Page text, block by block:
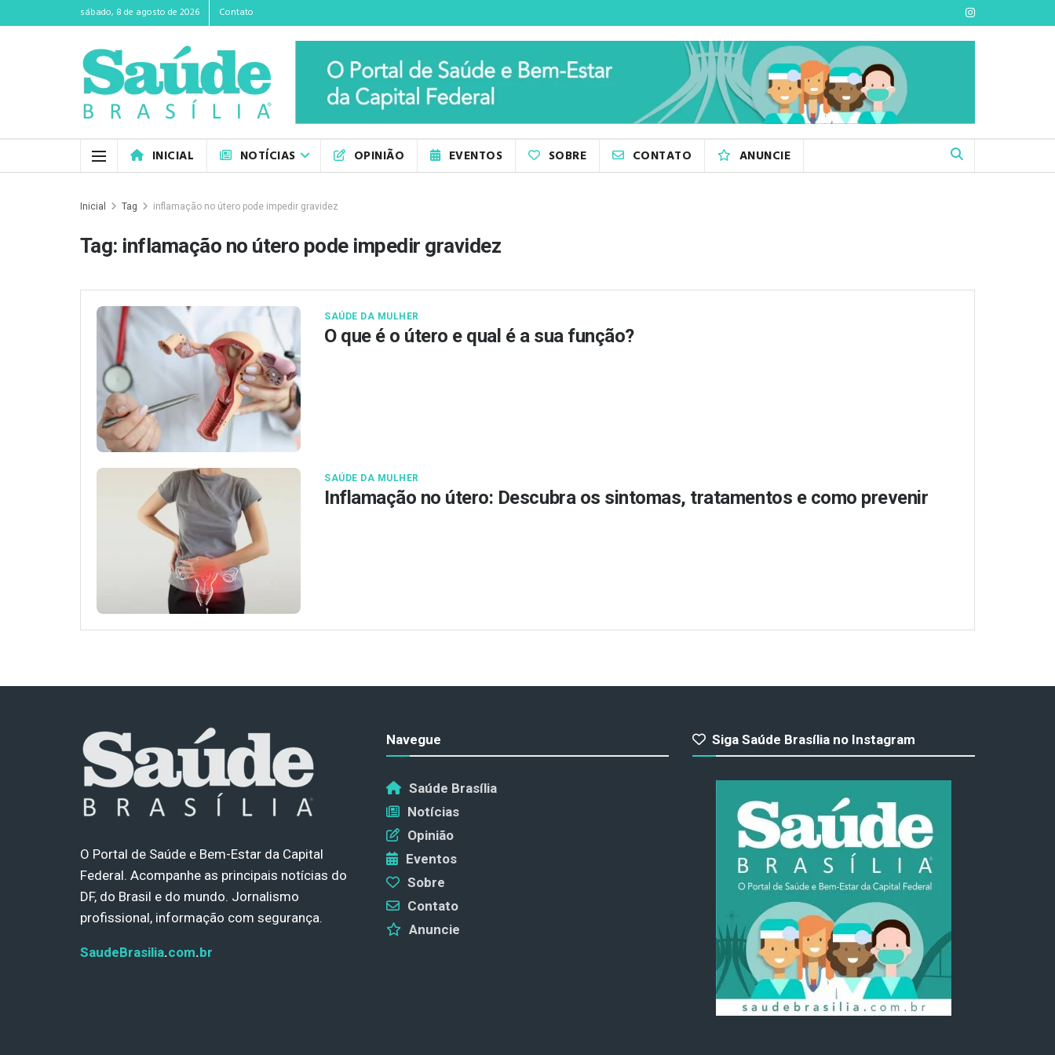
sábado, 8 de agosto de 2026 Contato
INICIAL NOTÍCIAS OPINIÃO EVENTOS SOBRE CONTATO ANUNCIE
Inicial Tag inflamação no útero pode impedir gravidez
Tag: inflamação no útero pode impedir gravidez
SAÚDE DA MULHER
O que é o útero e qual é a sua função?
SAÚDE DA MULHER
Inflamação no útero: Descubra os sintomas, tratamentos e como prevenir
O Portal de Saúde e Bem-Estar da Capital
Federal. Acompanhe as principais notícias do
DF, do Brasil e do mundo. Jornalismo
profissional, informação com segurança.
SaudeBrasilia.com.br
Navegue
Saúde Brasília
Notícias
Opinião
Eventos
Sobre
Contato
Anuncie
Siga Saúde Brasília no Instagram